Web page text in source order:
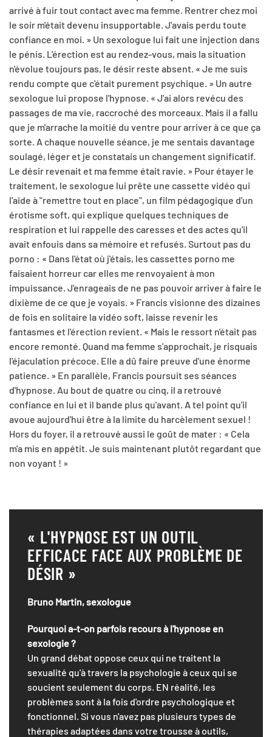
arrivé à fuir tout contact avec ma femme. Rentrer chez moi
le soir m'était devenu insupportable. J'avais perdu toute
confiance en moi. » Un sexologue lui fait une injection dans
le pénis. L'érection est au rendez-vous, mais la situation
n'évolue toujours pas, le désir reste absent. « Je me suis
rendu compte que c'était purement psychique. » Un autre
sexologue lui propose l'hypnose. « J'ai alors revécu des
passages de ma vie, raccroché des morceaux. Mais il a fallu
que je m'arrache la moitié du ventre pour arriver à ce que ça
sorte. A chaque nouvelle séance, je me sentais davantage
soulagé, léger et je constatais un changement significatif.
Le désir revenait et ma femme était ravie. » Pour étayer le
traitement, le sexologue lui prête une cassette vidéo qui
l'aide à "remettre tout en place", un film pédagogique d'un
érotisme soft, qui explique quelques techniques de
respiration et lui rappelle des caresses et des actes qu'il
avait enfouis dans sa mémoire et refusés. Surtout pas du
porno : « Dans l'état où j'étais, les cassettes porno me
faisaient horreur car elles me renvoyaient à mon
impuissance. J'enrageais de ne pas pouvoir arriver à faire le
dixième de ce que je voyais. » Francis visionne des dizaines
de fois en solitaire la vidéo soft, laisse revenir les
fantasmes et l'érection revient. « Mais le ressort n'était pas
encore remonté. Quand ma femme s'approchait, je risquais
l'éjaculation précoce. Elle a dû faire preuve d'une énorme
patience. » En parallèle, Francis poursuit ses séances
d'hypnose. Au bout de quatre ou cinq, il a retrouvé
confiance en lui et il bande plus qu'avant. A tel point qu'il
avoue aujourd'hui être à la limite du harcèlement sexuel !
Hors du foyer, il a retrouvé aussi le goût de mater : « Cela
m'a mis en appétit. Je suis maintenant plutôt regardant que
non voyant ! »
« L'HYPNOSE EST UN OUTIL
EFFICACE FACE AUX PROBLÈME DE
DÉSIR »
Bruno Martin, sexologue
Pourquoi a-t-on parfois recours à l'hypnose en
sexologie ?
Un grand débat oppose ceux qui ne traitent la
sexualité qu'à travers la psychologie à ceux qui se
soucient seulement du corps. EN réalité, les
problèmes sont à la fois d'ordre psychologique et
fonctionnel. Si vous n'avez pas plusieurs types de
thérapies adaptées dans votre trousse à outils,